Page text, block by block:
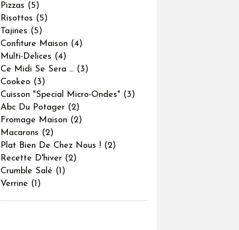
Pizzas (5)
Risottos (5)
Tajines (5)
Confiture Maison (4)
Multi-Delices (4)
Ce Midi Se Sera ... (3)
Cookeo (3)
Cuisson "special Micro-Ondes" (3)
Abc Du Potager (2)
Fromage Maison (2)
Macarons (2)
Plat Bien De Chez Nous ! (2)
Recette D'hiver (2)
Crumble Salé (1)
Verrine (1)